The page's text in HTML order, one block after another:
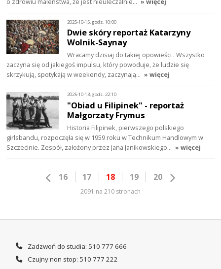
2025-10-15, godz. 10:00
Dwie skóry reportaż Katarzyny
Wolnik-Saynay
Wracamy dzisiaj do takiej opowieści . Wszystko
zaczyna się od jakiegoś impulsu, który powoduje, że ludzie się
skrzykują, spotykają w weekendy, zaczynają… » więcej
2025-10-13, godz. 22:10
"Obiad u Filipinek" - reportaż
Małgorzaty Frymus
Historia Filipinek, pierwszego polskiego
girlsbandu, rozpoczęła się w 1959 roku w Technikum Handlowym w
Szczecinie. Zespół, założony przez Jana Janikowskiego… » więcej
16 17 18 19 20
2091 na 210 stronach
Zadzwoń do studia: 510 777 666
Czujny non stop: 510 777 222